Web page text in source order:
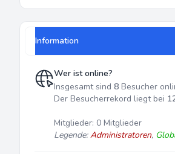
Information
Wer ist online?
Insgesamt sind 8 Besucher
Der Besucherrekord liegt bei
Mitglieder: 0 Mitglieder
Legende:Administratoren,